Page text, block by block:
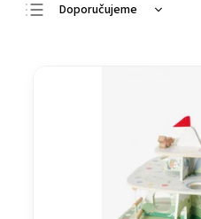
Doporučujeme